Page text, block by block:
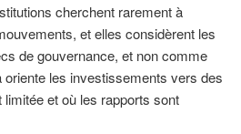
cherchent rarement à
et elles considèrent les
de gouvernance, et non comme
les investissements vers des
et où les rapports sont